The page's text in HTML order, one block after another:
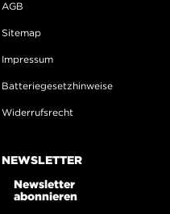
AGB
Sitemap
Impressum
Batteriegesetzhinweise
Widerrufsrecht
NEWSLETTER
Newsletter
abonnieren